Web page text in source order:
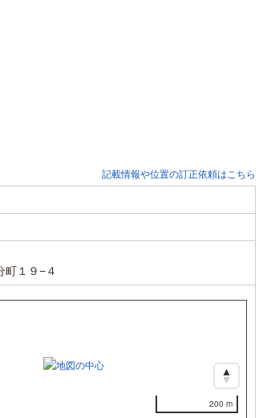
記載情報や位置の訂正依頼はこちら
町１９−４
200 m